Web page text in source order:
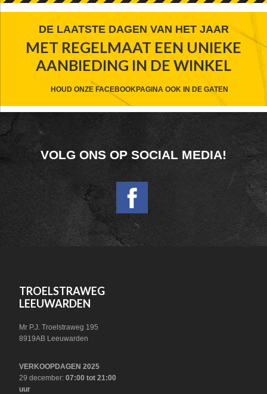
FOOTER
WIDGET
HEADER
DE LAATSTE DAGEN VAN HET JAAR
MET REGELMAAT EEN UNIEKE
AANBIEDING IN DE WINKEL
HOUD ONZE FACEBOOKPAGINA OOK IN DE GATEN
FOOTER
WIDGET
HEADER
SOCIAL
VOLG ONS OP SOCIAL MEDIA!
TROELSTRAWEG
LEEUWARDEN
Mr P.J. Troelstraweg 195
8919AB Leeuwarden
VERKOOPDAGEN 2025
29 december:07:00 tot 21:00
uur